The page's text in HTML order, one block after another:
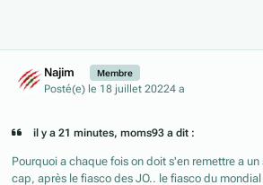
Najim Membre
Posté(e) le 18 juillet 20224 a
il y a 21 minutes, moms93 a dit :
Pourquoi a chaque fois on doit s'en remettre a
cap, après le fiasco des JO.. le fiasco du